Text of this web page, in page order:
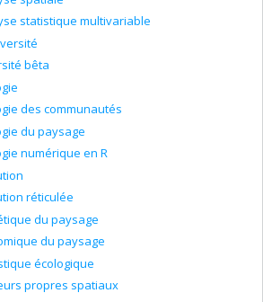
statistique multivariable
bêta
des communautés
du paysage
numérique en R
réticulée
du paysage
du paysage
écologique
propres spatiaux